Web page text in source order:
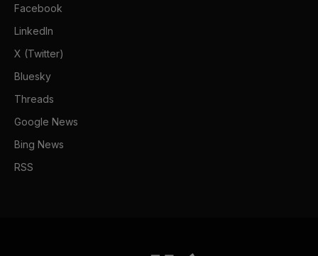
Facebook
LinkedIn
X (Twitter)
Bluesky
Threads
Google News
Bing News
RSS